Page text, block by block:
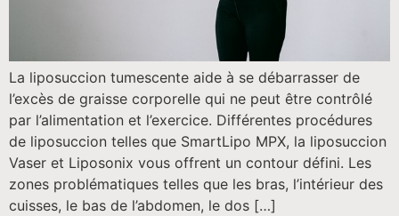
La liposuccion tumescente aide à se débarrasser de
l’excès de graisse corporelle qui ne peut être contrôlé
par l’alimentation et l’exercice. Différentes procédures
de liposuccion telles que SmartLipo MPX, la liposuccion
Vaser et Liposonix vous offrent un contour défini. Les
zones problématiques telles que les bras, l’intérieur des
cuisses, le bas de l’abdomen, le dos […]